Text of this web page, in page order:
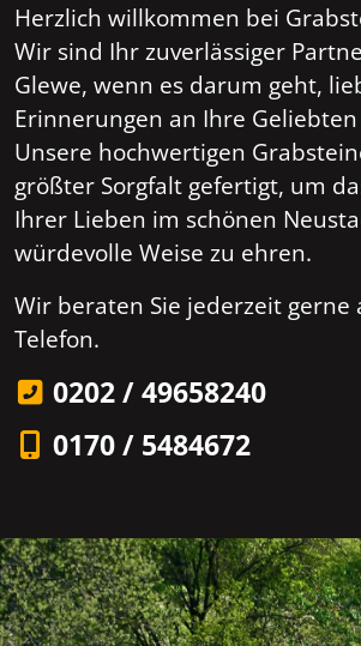
Herzlich willkommen bei
Wir sind Ihr zuverlässiger
Glewe, wenn es darum geht,
Erinnerungen an Ihre
Unsere hochwertigen
größter Sorgfalt gefertigt, um
Ihrer Lieben im schönen
würdevolle Weise zu ehren.
Wir beraten Sie jederzeit gerne
Telefon.
0202 / 49658240
0170 / 5484672